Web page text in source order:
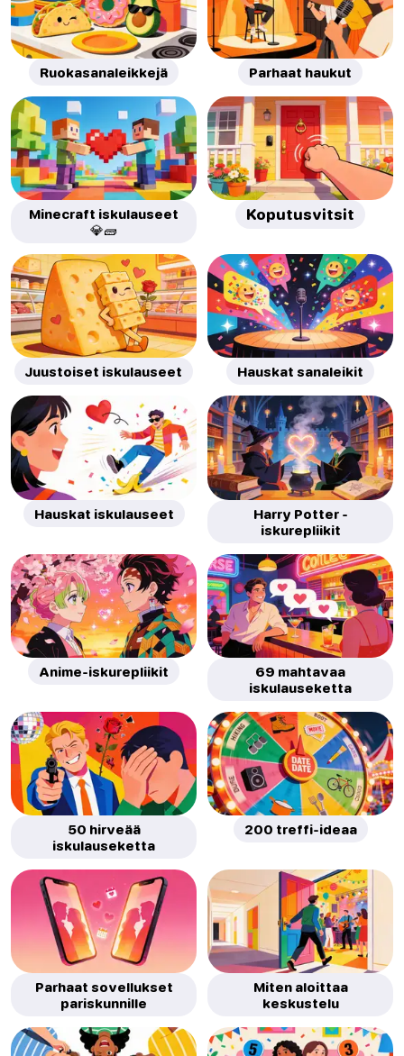
Ruokasanaleikkejä Parhaat haukut
Minecraft iskulauseet
💎🧱
Koputusvitsit
Juustoiset iskulauseet Hauskat sanaleikit
Hauskat iskulauseet
Harry Potter -
iskurepliikit
Anime-iskurepliikit
69 mahtavaa
iskulauseketta
50 hirveää
iskulauseketta
200 treffi-ideaa
Parhaat sovellukset
pariskunnille
Miten aloittaa
keskustelu